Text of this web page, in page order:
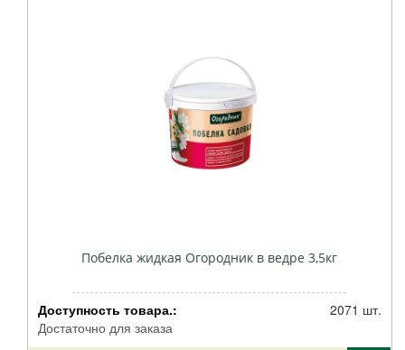
Побелка жидкая Огородник в ведре 3,5кг
Доступность товара.:
Достаточно для заказа
2071 шт.